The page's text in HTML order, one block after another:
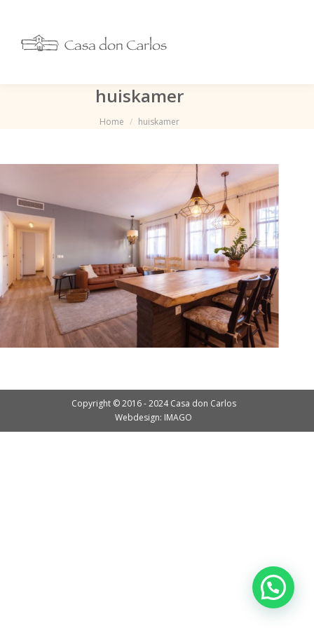
huiskamer
Je bent hier:
Home huiskamer
Copyright © 2016 - 2024 Casa don Carlos
Webdesign: IMAGO